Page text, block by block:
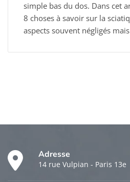
simple bas du dos. Dans cet
8 choses à savoir sur la
aspects souvent négligés
Adresse
14 rue Vulpian - Paris 13e